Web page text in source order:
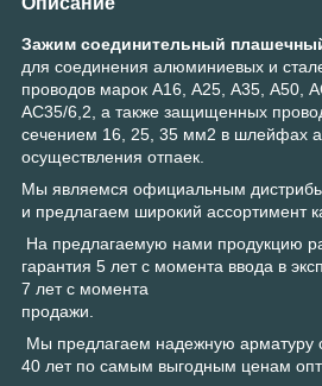
Зажим соединительный
для соединения алюминиевых и
проводов марок А16, А25, А35, А50,
АС35/6,2, а также защищенных
сечением 16, 25, 35 мм2 в шлейфах
осуществления отпаек.
Мы являемся официальным
и предлагаем широкий ассортимент
На предлагаемую нами продукцию
гарантия 5 лет с момента ввода в
7 лет с момента
продажи.
Мы предлагаем надежную арматуру
40 лет по самым выгодным ценам